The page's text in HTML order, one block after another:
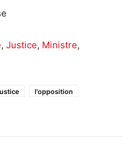
, Justice, Ministre,
l'opposition